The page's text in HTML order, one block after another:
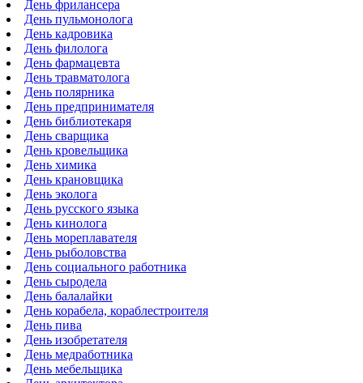
День фрилансера
День пульмонолога
День кадровика
День филолога
День фармацевта
День травматолога
День полярника
День предпринимателя
День библиотекаря
День сварщика
День кровельщика
День химика
День крановщика
День эколога
День русского языка
День кинолога
День мореплавателя
День рыболовства
День социального работника
День сыродела
День балалайки
День корабела, кораблестроителя
День пива
День изобретателя
День медработника
День мебельщика